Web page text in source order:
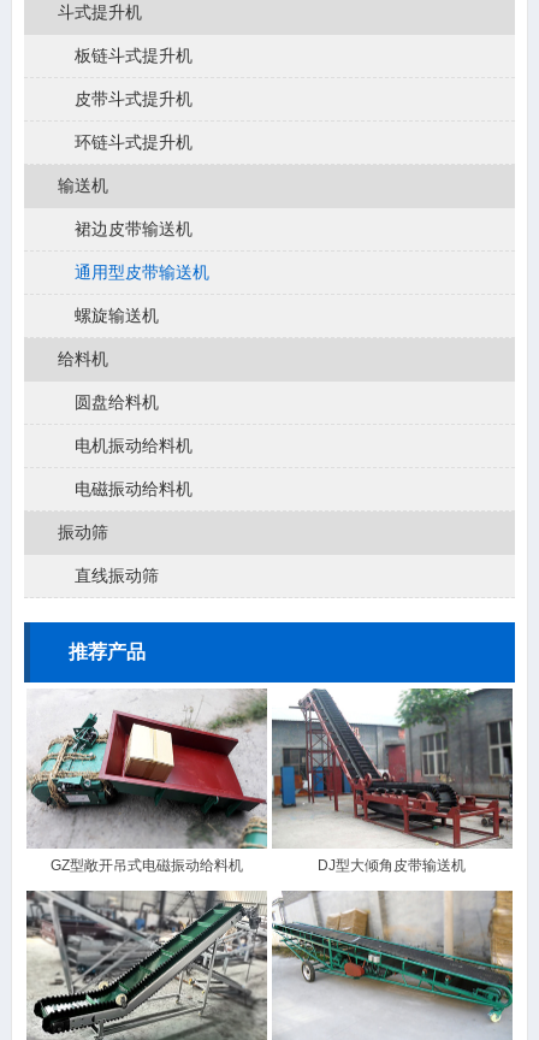
斗式提升机
板链斗式提升机
皮带斗式提升机
环链斗式提升机
输送机
裙边皮带输送机
通用型皮带输送机
螺旋输送机
给料机
圆盘给料机
电机振动给料机
电磁振动给料机
振动筛
直线振动筛
推荐产品
GZ型敞开吊式电磁振动给料机 DJ型大倾角皮带输送机